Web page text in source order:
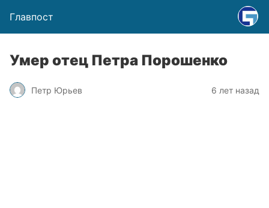
Главпост
Умер отец Петра Порошенко
Петр Юрьев 6 лет назад